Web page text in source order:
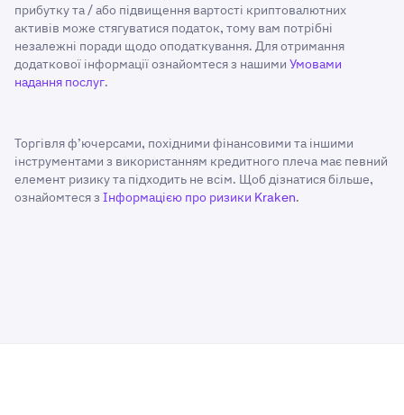
прибутку та / або підвищення вартості криптовалютних
активів може стягуватися податок, тому вам потрібні
незалежні поради щодо оподаткування. Для отримання
додаткової інформації ознайомтеся з нашими Умовами
надання послуг.
Торгівля ф’ючерсами, похідними фінансовими та іншими
інструментами з використанням кредитного плеча має певний
елемент ризику та підходить не всім. Щоб дізнатися більше,
ознайомтеся з Інформацією про ризики Kraken.